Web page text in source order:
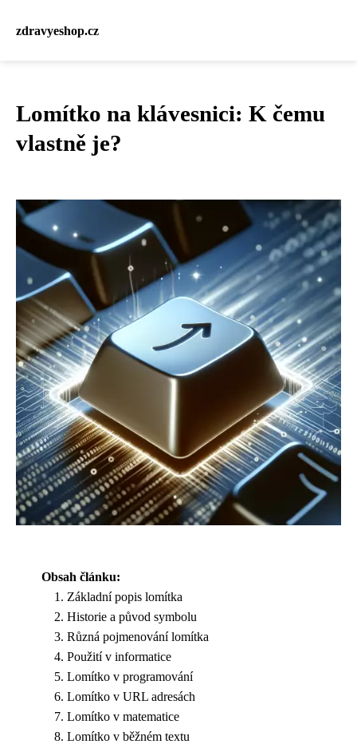
zdravyeshop.cz
Lomítko na klávesnici: K čemu
vlastně je?
Obsah článku:
Základní popis lomítka
Historie a původ symbolu
Různá pojmenování lomítka
Použití v informatice
Lomítko v programování
Lomítko v URL adresách
Lomítko v matematice
Lomítko v běžném textu